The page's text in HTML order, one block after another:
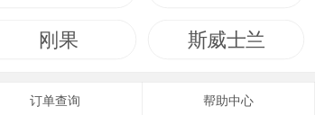
刚果 斯威士兰
订单查询 帮助中心